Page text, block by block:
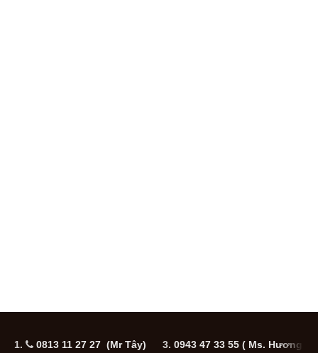
1. 0813 11 27 27 (Mr Tây) 3. 0943 47 33 55 ( Ms. Hương